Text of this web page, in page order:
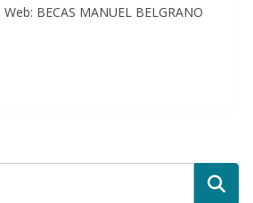
BECAS MANUEL BELGRANO